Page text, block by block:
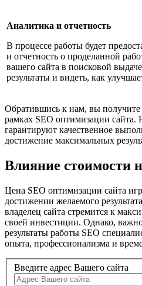
Аналитика и отчетность
В процессе работы будет
и отчетность о проделанной
вашего сайта в поисковой
результаты и видеть, как
Обратившись к нам, вы
рамках SEO оптимизации
гарантируют качественное
достижение максимальных
Влияние стоимости
Цена SEO оптимизации сайта
достижении желаемого
владелец сайта стремится к
своей инвестиции. Однако,
результаты работы SEO
опыта, профессионализма и
Введите адрес Вашего сайта